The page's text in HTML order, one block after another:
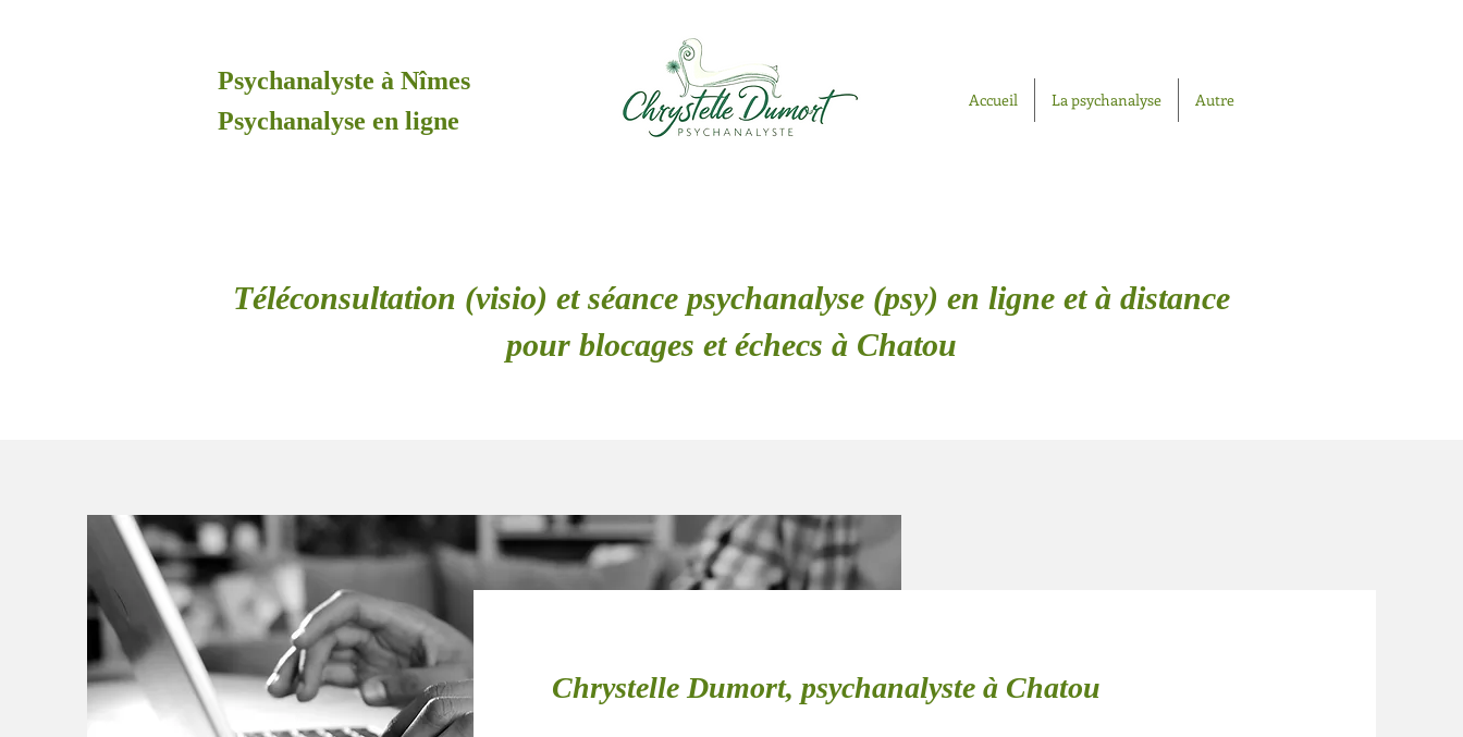
Psychanalyste à Nîmes
Psychanalyse en ligne
Accueil La psychanalyse Autre
Téléconsultation (visio) et séance psychanalyse (psy) en ligne et à distance
pour blocages et échecs à Chatou
Chrystelle Dumort, psychanalyste à Chatou